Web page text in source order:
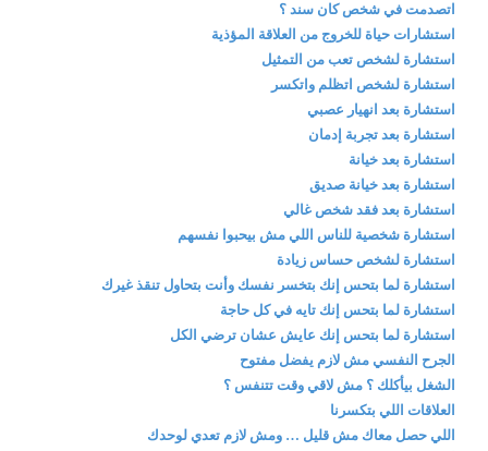
اتصدمت في شخص كان سند ؟
استشارات حياة للخروج من العلاقة المؤذية
استشارة لشخص تعب من التمثيل
استشارة لشخص اتظلم واتكسر
استشارة بعد انهيار عصبي
استشارة بعد تجربة إدمان
استشارة بعد خيانة
استشارة بعد خيانة صديق
استشارة بعد فقد شخص غالي
استشارة شخصية للناس اللي مش بيحبوا نفسهم
استشارة لشخص حساس زيادة
استشارة لما بتحس إنك بتخسر نفسك وأنت بتحاول تنقذ غيرك
استشارة لما بتحس إنك تايه في كل حاجة
استشارة لما بتحس إنك عايش عشان ترضي الكل
الجرح النفسي مش لازم يفضل مفتوح
الشغل بيأكلك ؟ مش لاقي وقت تتنفس ؟
العلاقات اللي بتكسرنا
اللي حصل معاك مش قليل … ومش لازم تعدي لوحدك